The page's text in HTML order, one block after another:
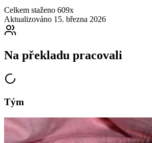
Celkem staženo 609x
Aktualizováno 15. března 2026
Na překladu pracovali
Tým